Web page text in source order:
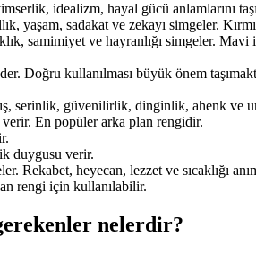
idealizm, hayal gücü anlamlarını
yaşam, sadakat ve zekayı simgeler.
samimiyet ve hayranlığı simgeler.
Doğru kullanılması büyük önem
serinlik, güvenilirlik, dinginlik, ahenk ve
En popüler arka plan rengidir.
duygusu verir.
Rekabet, heyecan, lezzet ve sıcaklığı
rengi için kullanılabilir.
nelerdir?